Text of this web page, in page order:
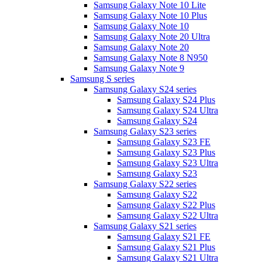
Samsung Galaxy Note 10 Lite
Samsung Galaxy Note 10 Plus
Samsung Galaxy Note 10
Samsung Galaxy Note 20 Ultra
Samsung Galaxy Note 20
Samsung Galaxy Note 8 N950
Samsung Galaxy Note 9
Samsung S series
Samsung Galaxy S24 series
Samsung Galaxy S24 Plus
Samsung Galaxy S24 Ultra
Samsung Galaxy S24
Samsung Galaxy S23 series
Samsung Galaxy S23 FE
Samsung Galaxy S23 Plus
Samsung Galaxy S23 Ultra
Samsung Galaxy S23
Samsung Galaxy S22 series
Samsung Galaxy S22
Samsung Galaxy S22 Plus
Samsung Galaxy S22 Ultra
Samsung Galaxy S21 series
Samsung Galaxy S21 FE
Samsung Galaxy S21 Plus
Samsung Galaxy S21 Ultra